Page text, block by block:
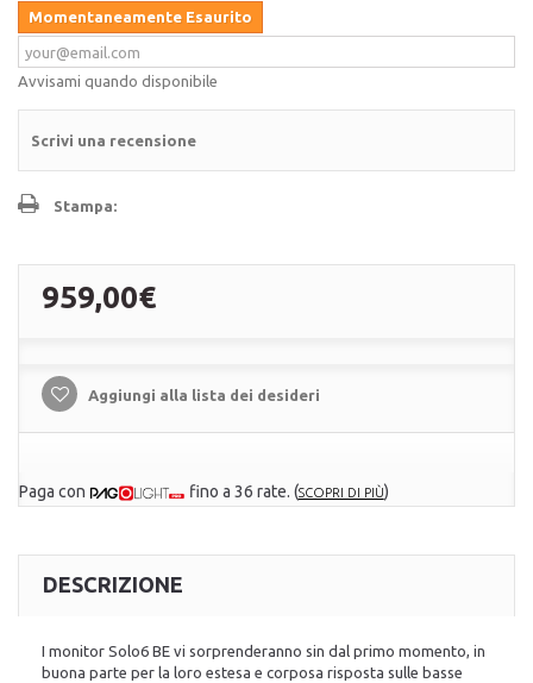
Momentaneamente Esaurito
Avvisami quando disponibile
Scrivi una recensione
Stampa:
959,00€
Aggiungi alla lista dei desideri
Paga con fino a 36 rate. (SCOPRI DI PIÙ)
DESCRIZIONE
I monitor Solo6 BE vi sorprenderanno sin dal primo momento, in
buona parte per la loro estesa e corposa risposta sulle basse